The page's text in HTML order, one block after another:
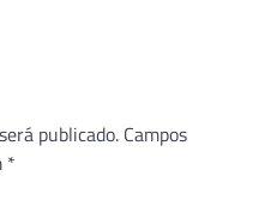
publicado. Campos
*